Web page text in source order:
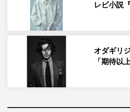
る。ビジュアルを手掛けたアート
は「母娘3代のヒロインが同じ年
空の家族写真を撮りたいと思いま
続けて「撮影当日は悪天候の予報
晴れました。上白石さん、深津さ
軽々と登って、見事に安子、る
レビ小説
オダギリ
「期待以